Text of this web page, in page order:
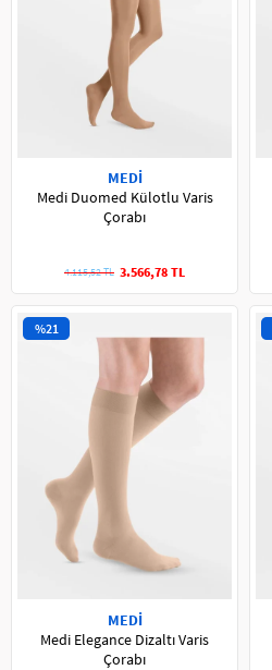
MEDİ
Medi Duomed Külotlu Varis
Çorabı
3.566,78 TL
4.115,52 TL
MEDİ
Medi Elegance Dizaltı Varis
Çorabı
%21